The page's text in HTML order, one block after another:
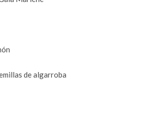
de algarroba